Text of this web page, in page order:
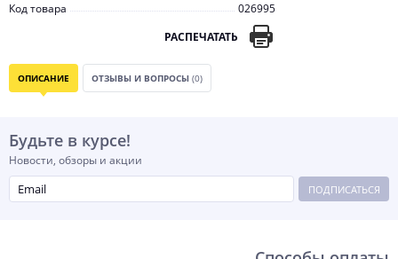
Код товара
026995
РАСПЕЧАТАТЬ
ОПИСАНИЕ ОТЗЫВЫ И ВОПРОСЫ (0)
Будьте в курсе!
Новости, обзоры и акции
ПОДПИСАТЬСЯ